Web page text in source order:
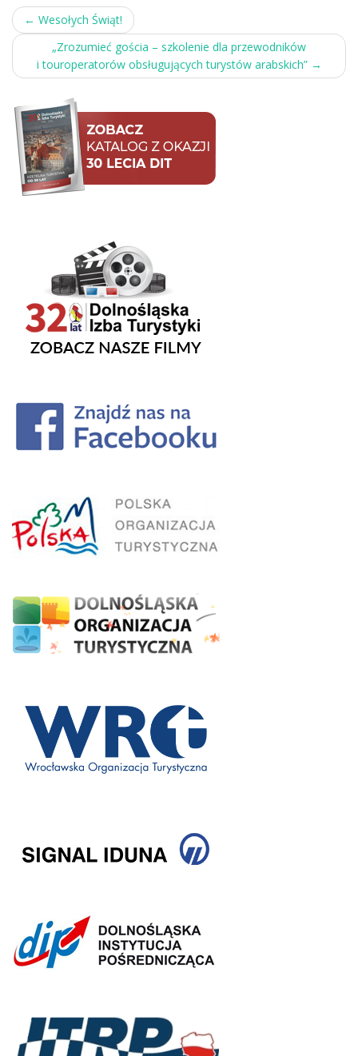
Post
navigation
← Wesołych Świąt!
„Zrozumieć gościa – szkolenie dla przewodników
i touroperatorów obsługujących turystów arabskich” →